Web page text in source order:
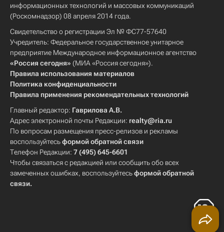
информационных технологий и массовых коммуникаций
(Роскомнадзор) 08 апреля 2014 года.
Свидетельство о регистрации Эл № ФС77-57640
Учредитель: Федеральное государственное унитарное
предприятие Международное информационное агентство
«Россия сегодня» (МИА «Россия сегодня»).
Правила использования материалов
Политика конфиденциальности
Правила применения рекомендательных технологий
Главный редактор: Гаврилова А.В.
Адрес электронной почты Редакции: realty@ria.ru
По вопросам размещения пресс-релизов и рекламы
воспользуйтесьформой обратной связи
Телефон Редакции: 7 (495) 645-6601
Чтобы связаться с редакцией или сообщить обо всех
замеченных ошибках, воспользуйтесьформой обратной
связи.